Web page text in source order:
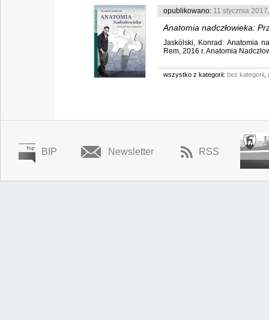
opublikowano: 11 stycznia 2017
Anatomia nadczłowieka:
Konrad Jaskólski
Jaskólski, Konrad: Anatomia
Rem, 2016 r. Anatomia
wszystko z kategorii: bez kategorii
BIP Newsletter RSS